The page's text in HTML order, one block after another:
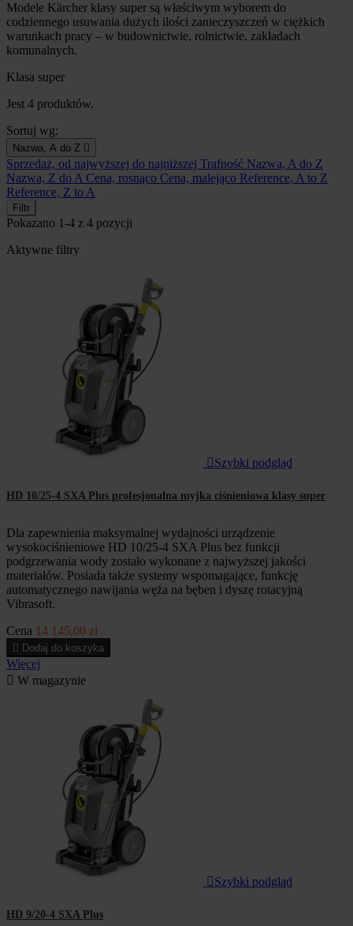
Modele Kärcher klasy super są właściwym wyborem do
codziennego usuwania dużych ilości zanieczyszczeń w ciężkich
warunkach pracy – w budownictwie, rolnictwie, zakładach
komunalnych.
Klasa super
Jest 4 produktów.
Sortuj wg:
Nazwa, A do Z 
Sprzedaż, od najwyższej do najniższej Trafność Nazwa, A do Z
Nazwa, Z do A Cena, rosnąco Cena, malejąco Reference, A to Z
Reference, Z to A
Filtr
Pokazano 1-4 z 4 pozycji
Aktywne filtry
 Szybki podgląd
HD 10/25-4 SXA Plus profesjonalna myjka ciśnieniowa klasy super
Dla zapewnienia maksymalnej wydajności urządzenie
wysokociśnieniowe HD 10/25-4 SXA Plus bez funkcji
podgrzewania wody zostało wykonane z najwyższej jakości
materiałów. Posiada także systemy wspomagające, funkcję
automatycznego nawijania węża na bęben i dyszę rotacyjną
Vibrasoft.
Cena 14 145,00 zł
 Dodaj do koszyka
Więcej
 W magazynie
 Szybki podgląd
HD 9/20-4 SXA Plus